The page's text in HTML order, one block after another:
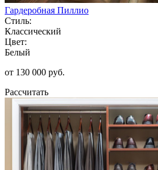
Гардеробная Пиллио
Стиль:
Классический
Цвет:
Белый
от 130 000 руб.
Рассчитать